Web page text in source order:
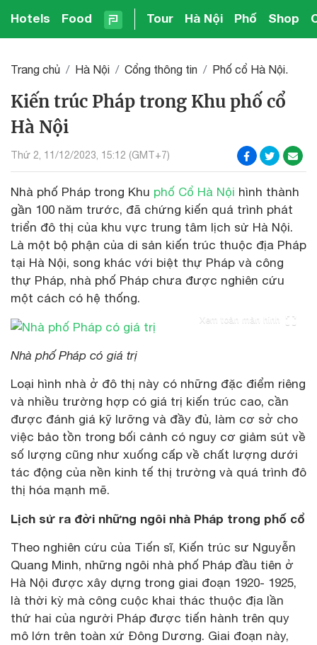
Hotels Food Tour Hà Nội Phố Shop
Trang chủ Hà Nội Cổng thông tin Phố cổ Hà Nội.
Kiến trúc Pháp trong Khu phố cổ
Hà Nội
Thứ 2, 11/12/2023, 15:12 (GMT+7)
Nhà phố Pháp trong Khu phố Cổ Hà Nội hình thành
gần 100 năm trước, đã chứng kiến quá trình phát
triển đô thị của khu vực trung tâm lịch sử Hà Nội.
Là một bộ phận của di sản kiến trúc thuộc địa Pháp
tại Hà Nội, song khác với biệt thự Pháp và công
thự Pháp, nhà phố Pháp chưa được nghiên cứu
một cách có hệ thống.
Xem toàn màn hình
Nhà phố Pháp có giá trị
Loại hình nhà ở đô thị này có những đặc điểm riêng
và nhiều trường hợp có giá trị kiến trúc cao, cần
được đánh giá kỹ lưỡng và đầy đủ, làm cơ sở cho
việc bảo tồn trong bối cảnh có nguy cơ giảm sút về
số lượng cũng như xuống cấp về chất lượng dưới
tác động của nền kinh tế thị trường và quá trình đô
thị hóa mạnh mẽ.
Lịch sử ra đời những ngôi nhà Pháp trong phố cổ
Theo nghiên cứu của Tiến sĩ, Kiến trúc sư Nguyễn
Quang Minh, những ngôi nhà phố Pháp đầu tiên ở
Hà Nội được xây dựng trong giai đoạn 1920- 1925,
là thời kỳ mà công cuộc khai thác thuộc địa lần
thứ hai của người Pháp được tiến hành trên quy
mô lớn trên toàn xứ Đông Dương. Giai đoạn này,